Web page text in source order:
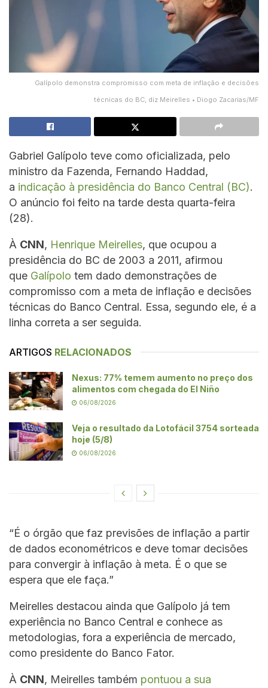
Galípolo demonstra compromisso com meta de inflação e decisões
técnicas do BC, diz Meirelles • Diogo Zacarias/MF
Gabriel Galípolo teve como oficializada, pelo
ministro da Fazenda, Fernando Haddad,
a indicação à presidência do Banco Central (BC).
O anúncio foi feito na tarde desta quarta-feira
(28).
À CNN, Henrique Meirelles, que ocupou a
presidência do BC de 2003 a 2011, afirmou
que Galípolo tem dado demonstrações de
compromisso com a meta de inflação e decisões
técnicas do Banco Central. Essa, segundo ele, é a
linha correta a ser seguida.
ARTIGOS RELACIONADOS
Nexus: 77% temem aumento no preço dos
alimentos com chegada do El Niño
06/08/2026
Veja o resultado da Lotofácil 3754 sorteada
hoje (5/8)
06/08/2026
“É o órgão que faz previsões de inflação a partir
de dados econométricos e deve tomar decisões
para convergir à inflação à meta. É o que se
espera que ele faça.”
Meirelles destacou ainda que Galípolo já tem
experiência no Banco Central e conhece as
metodologias, fora a experiência de mercado,
como presidente do Banco Fator.
À CNN, Meirelles também pontuou a sua